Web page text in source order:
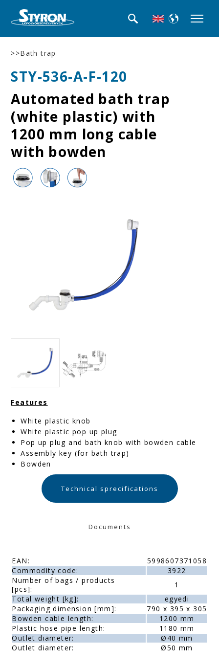
>>Bath trap
STY-536-A-F-120
Automated bath trap
(white plastic) with
1200 mm long cable
with bowden
Features
White plastic knob
White plastic pop up plug
Pop up plug and bath knob with bowden cable
Assembly key (for bath trap)
Bowden
Technical sprecifications
Documents
EAN:
5998607371058
Commodity code:
3922
Number of bags / products
[pcs]:
1
Total weight [kg]:
egyedi
Packaging dimension [mm]:
790 x 395 x 305
Bowden cable length:
1200 mm
Plastic hose pipe length:
1180 mm
Outlet diameter:
Ø40 mm
Outlet diameter:
Ø50 mm